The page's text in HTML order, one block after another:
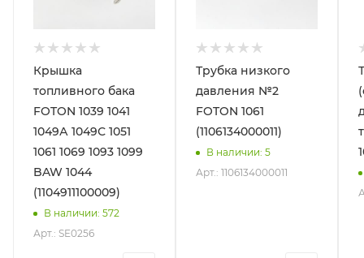
Крышка
топливного бака
FOTON 1039 1041
1049А 1049С 1051
1061 1069 1093 1099
BAW 1044
(1104911100009)
В наличии: 572
Арт.: SE0256
Трубка низкого
давления №2
FOTON 1061
(1106134000011)
В наличии: 5
Арт.: 1106134000011